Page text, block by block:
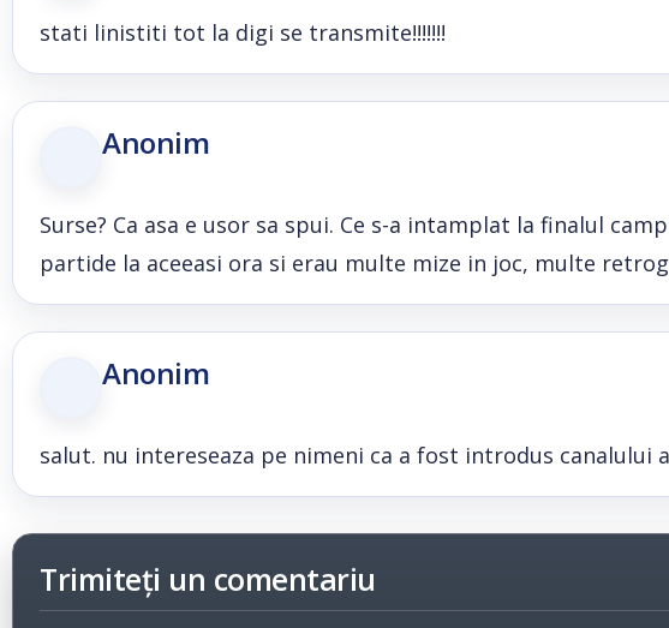
stati linistiti tot la digi se transmite!!!!!!!
Anonim
Surse? Ca asa e usor sa spui. Ce s-a intamplat la finalul
partide la aceeasi ora si erau multe mize in joc, multe
Anonim
salut. nu intereseaza pe nimeni ca a fost introdus canalului
Trimiteți un comentariu